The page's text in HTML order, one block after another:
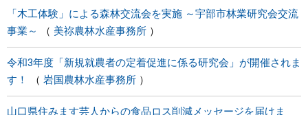
「木工体験」による森林交流会を実施 ～宇部市林業研究会交流
事業～
美祢農林水産事務所
令和3年度「新規就農者の定着促進に係る研究会」が開催されま
す！
岩国農林水産事務所
山口県住みます芸人からの食品ロス削減メッセージを届けま